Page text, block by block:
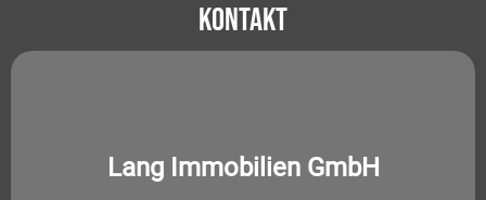
Kontakt
Lang Immobilien GmbH